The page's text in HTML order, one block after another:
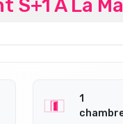
S+1 À La
1